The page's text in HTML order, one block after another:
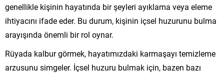
genellikle kişinin hayatında bir şeyleri ayıklama veya eleme
ihtiyacını ifade eder. Bu durum, kişinin içsel huzurunu bulma
arayışında önemli bir rol oynar.
Rüyada kalbur görmek, hayatımızdaki karmaşayı temizleme
arzusunu simgeler. İçsel huzuru bulmak için, bazen bazı